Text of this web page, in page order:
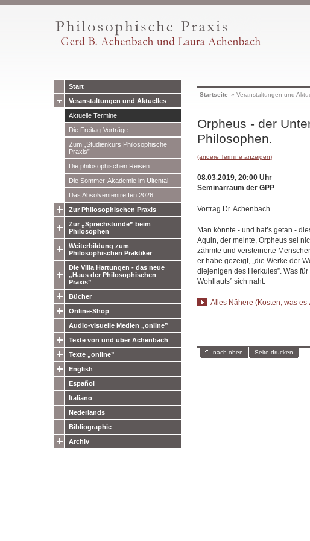
Start
Veranstaltungen und Aktuelles
Aktuelle Termine
Die Freitag-Vorträge
Zum „Studienkurs Philosophische
Praxis”
Die philosophischen Reisen
Die Sommer-Akademie im Ultental
Das Absolvententreffen 2026
Zur Philosophischen Praxis
Zur „Sprechstunde” beim
Philosophen
Weiterbildung zum
Philosophischen Praktiker
Die Villa Hartungen - das neue
„Haus der Philosophischen
Praxis”
Bücher
Online-Shop
Audio-visuelle Medien „online”
Texte von und über Achenbach
Texte „online”
English
Español
Italiano
Nederlands
Bibliographie
Archiv
Startseite » Veranstaltungen und
Orpheus - der
Philosophen.
(andere Termine anzeigen)
08.03.2019, 20:00 Uhr
Seminarraum der GPP
Vortrag Dr. Achenbach
Man könnte - und hat’s getan -
Aquin, der meinte, Orpheus sei
zähmte und versteinerte
er habe gezeigt, „die Werke der
diejenigen des Herkules”. Was
Wohllauts” sich naht.
Alles Nähere (Kosten, was
nach oben Seite drucken